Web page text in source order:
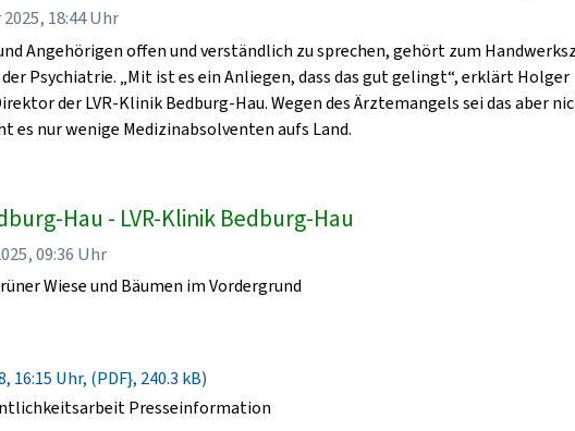
18:44 Uhr
Angehörigen offen und verständlich zu sprechen, gehört zum
Psychiatrie. „Mit ist es ein Anliegen, dass das gut gelingt“, erklärt Holger
der LVR-Klinik Bedburg-Hau. Wegen des Ärztemangels sei das aber
es nur wenige Medizinabsolventen aufs Land.
Hau - LVR-Klinik Bedburg-Hau
09:36 Uhr
Wiese und Bäumen im Vordergrund
Uhr, (PDF}, 240.3 kB)
Presseinformation